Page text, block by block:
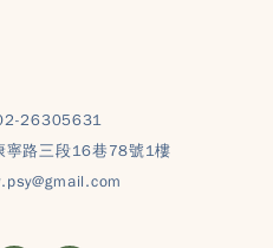
26305631
寧路三段16巷78號1樓